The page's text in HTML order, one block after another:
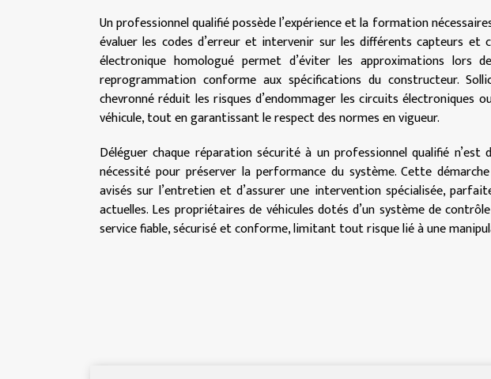
Un professionnel qualifié possède l’expérience et la formation
évaluer les codes d’erreur et intervenir sur les différents capteurs et
électronique homologué permet d’éviter les approximations lors
reprogrammation conforme aux spécifications du constructeur.
chevronné réduit les risques d’endommager les circuits électroniques
véhicule, tout en garantissant le respect des normes en vigueur.
Déléguer chaque réparation sécurité à un professionnel qualifié
nécessité pour préserver la performance du système. Cette
avisés sur l’entretien et d’assurer une intervention spécialisée,
actuelles. Les propriétaires de véhicules dotés d’un système de
service fiable, sécurisé et conforme, limitant tout risque lié à une